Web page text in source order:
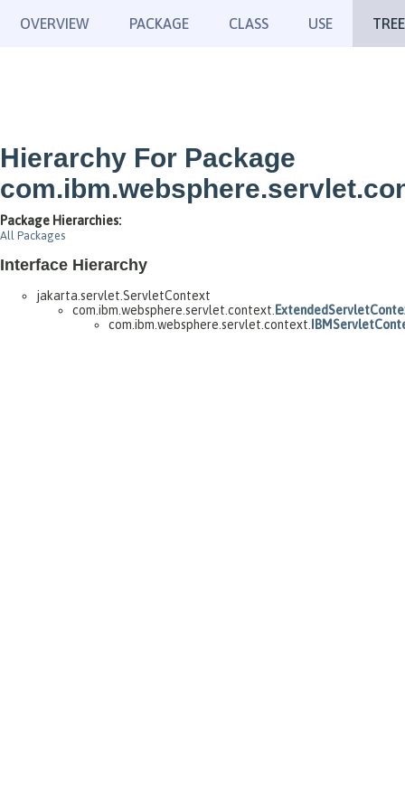
OVERVIEW PACKAGE CLASS USE TREE
Hierarchy For Package
Package Hierarchies:
All Packages
Interface Hierarchy
jakarta.servlet.ServletContext
com.ibm.websphere.servlet.context.
com.ibm.websphere.servlet.context.